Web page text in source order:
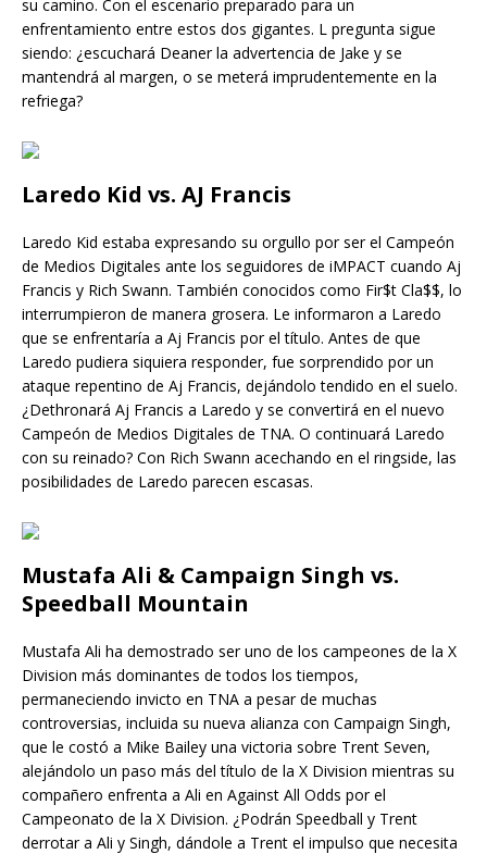
su camino. Con el escenario preparado para un
enfrentamiento entre estos dos gigantes. L pregunta sigue
siendo: ¿escuchará Deaner la advertencia de Jake y se
mantendrá al margen, o se meterá imprudentemente en la
refriega?
Laredo Kid vs. AJ Francis
Laredo Kid estaba expresando su orgullo por ser el Campeón
de Medios Digitales ante los seguidores de iMPACT cuando Aj
Francis y Rich Swann. También conocidos como Fir$t Cla$$, lo
interrumpieron de manera grosera. Le informaron a Laredo
que se enfrentaría a Aj Francis por el título. Antes de que
Laredo pudiera siquiera responder, fue sorprendido por un
ataque repentino de Aj Francis, dejándolo tendido en el suelo.
¿Dethronará Aj Francis a Laredo y se convertirá en el nuevo
Campeón de Medios Digitales de TNA. O continuará Laredo
con su reinado? Con Rich Swann acechando en el ringside, las
posibilidades de Laredo parecen escasas.
Mustafa Ali & Campaign Singh vs.
Speedball Mountain
Mustafa Ali ha demostrado ser uno de los campeones de la X
Division más dominantes de todos los tiempos,
permaneciendo invicto en TNA a pesar de muchas
controversias, incluida su nueva alianza con Campaign Singh,
que le costó a Mike Bailey una victoria sobre Trent Seven,
alejándolo un paso más del título de la X Division mientras su
compañero enfrenta a Ali en Against All Odds por el
Campeonato de la X Division. ¿Podrán Speedball y Trent
derrotar a Ali y Singh, dándole a Trent el impulso que necesita